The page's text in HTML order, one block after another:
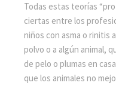
Todas estas teorías
ciertas entre los
niños con asma o rinitis
polvo o a algún animal,
de pelo o plumas en
que los animales no